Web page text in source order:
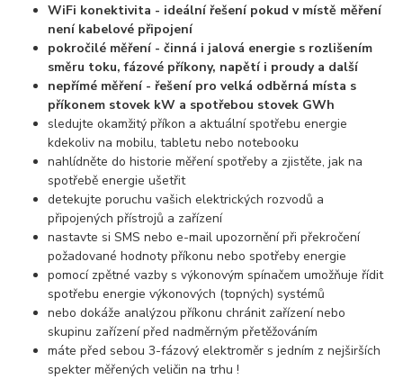
WiFi konektivita - ideální řešení pokud v místě měření
není kabelové připojení
pokročilé měření - činná i jalová energie s rozlišením
směru toku, fázové příkony, napětí i proudy a další
nepřímé měření - řešení pro velká odběrná místa s
příkonem stovek kW a spotřebou stovek GWh
sledujte okamžitý příkon a aktuální spotřebu energie
kdekoliv na mobilu, tabletu nebo notebooku
nahlídněte do historie měření spotřeby a zjistěte, jak na
spotřebě energie ušetřit
detekujte poruchu vašich elektrických rozvodů a
připojených přístrojů a zařízení
nastavte si SMS nebo e-mail upozornění při překročení
požadované hodnoty příkonu nebo spotřeby energie
pomocí zpětné vazby s výkonovým spínačem umožňuje řídit
spotřebu energie výkonových (topných) systémů
nebo dokáže analýzou příkonu chránit zařízení nebo
skupinu zařízení před nadměrným přetěžováním
máte před sebou 3-fázový elektroměr s jedním z nejširších
spekter měřených veličin na trhu !